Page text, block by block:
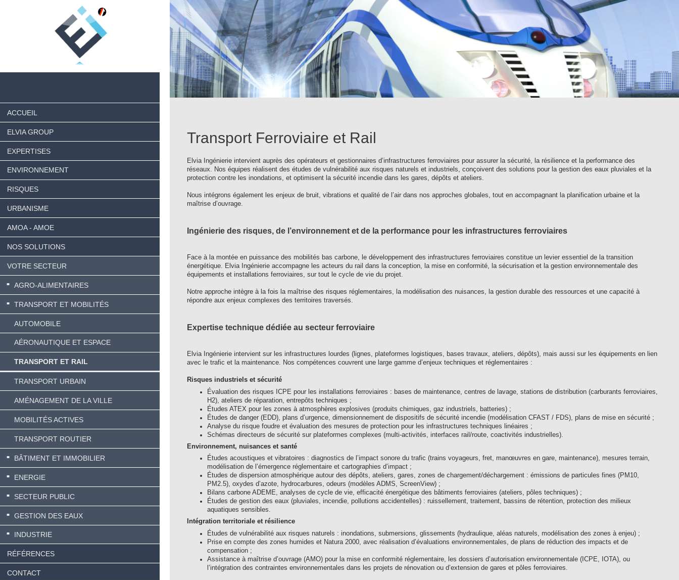
ACCUEIL
ELVIA GROUP
EXPERTISES
ENVIRONNEMENT
RISQUES
URBANISME
AMOA - AMOE
NOS SOLUTIONS
VOTRE SECTEUR
AGRO-ALIMENTAIRES
TRANSPORT ET MOBILITÉS
AUTOMOBILE
AÉRONAUTIQUE ET ESPACE
TRANSPORT ET RAIL
TRANSPORT URBAIN
AMÉNAGEMENT DE LA VILLE
MOBILITÉS ACTIVES
TRANSPORT ROUTIER
BÂTIMENT ET IMMOBILIER
ENERGIE
SECTEUR PUBLIC
GESTION DES EAUX
INDUSTRIE
RÉFÉRENCES
CONTACT
Transport Ferroviaire et Rail
Elvia Ingénierie intervient auprès des opérateurs et gestionnaires d’infrastructures ferroviaires pour assurer la sécurité, la résilience et la performance des
réseaux. Nos équipes réalisent des études de vulnérabilité aux risques naturels et industriels, conçoivent des solutions pour la gestion des eaux pluviales et la
protection contre les inondations, et optimisent la sécurité incendie dans les gares, dépôts et ateliers.
Nous intégrons également les enjeux de bruit, vibrations et qualité de l’air dans nos approches globales, tout en accompagnant la planification urbaine et la
maîtrise d’ouvrage.
Ingénierie des risques, de l’environnement et de la performance pour les infrastructures ferroviaires
Face à la montée en puissance des mobilités bas carbone, le développement des infrastructures ferroviaires constitue un levier essentiel de la transition
énergétique. Elvia Ingénierie accompagne les acteurs du rail dans la conception, la mise en conformité, la sécurisation et la gestion environnementale des
équipements et installations ferroviaires, sur tout le cycle de vie du projet.
Notre approche intègre à la fois la maîtrise des risques réglementaires, la modélisation des nuisances, la gestion durable des ressources et une capacité à
répondre aux enjeux complexes des territoires traversés.
Expertise technique dédiée au secteur ferroviaire
Elvia Ingénierie intervient sur les infrastructures lourdes (lignes, plateformes logistiques, bases travaux, ateliers, dépôts), mais aussi sur les équipements en lien
avec le trafic et la maintenance. Nos compétences couvrent une large gamme d’enjeux techniques et réglementaires :
Risques industriels et sécurité
Évaluation des risques ICPE pour les installations ferroviaires : bases de maintenance, centres de lavage, stations de distribution (carburants ferroviaires,
H2), ateliers de réparation, entrepôts techniques ;
Études ATEX pour les zones à atmosphères explosives (produits chimiques, gaz industriels, batteries) ;
Études de danger (EDD), plans d’urgence, dimensionnement de dispositifs de sécurité incendie (modélisation CFAST / FDS), plans de mise en sécurité ;
Analyse du risque foudre et évaluation des mesures de protection pour les infrastructures techniques linéaires ;
Schémas directeurs de sécurité sur plateformes complexes (multi-activités, interfaces rail/route, coactivités industrielles).
Environnement, nuisances et santé
Études acoustiques et vibratoires : diagnostics de l’impact sonore du trafic (trains voyageurs, fret, manœuvres en gare, maintenance), mesures terrain,
modélisation de l’émergence réglementaire et cartographies d’impact ;
Études de dispersion atmosphérique autour des dépôts, ateliers, gares, zones de chargement/déchargement : émissions de particules fines (PM10,
PM2.5), oxydes d’azote, hydrocarbures, odeurs (modèles ADMS, ScreenView) ;
Bilans carbone ADEME, analyses de cycle de vie, efficacité énergétique des bâtiments ferroviaires (ateliers, pôles techniques) ;
Études de gestion des eaux (pluviales, incendie, pollutions accidentelles) : ruissellement, traitement, bassins de rétention, protection des milieux
aquatiques sensibles.
Intégration territoriale et résilience
Études de vulnérabilité aux risques naturels : inondations, submersions, glissements (hydraulique, aléas naturels, modélisation des zones à enjeu) ;
Prise en compte des zones humides et Natura 2000, avec réalisation d’évaluations environnementales, de plans de réduction des impacts et de
compensation ;
Assistance à maîtrise d’ouvrage (AMO) pour la mise en conformité réglementaire, les dossiers d’autorisation environnementale (ICPE, IOTA), ou
l’intégration des contraintes environnementales dans les projets de rénovation ou d’extension de gares et pôles ferroviaires.